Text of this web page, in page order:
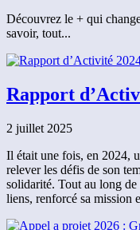
Découvrez le + qui
savoir, tout...
Rapport
2 juillet 2025
Il était une fois, en 2024,
relever les défis de son
solidarité. Tout au long de
liens, renforcé sa mission